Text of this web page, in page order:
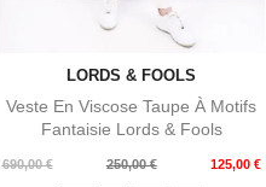
LORDS & FOOLS
Veste En Viscose Taupe À Motifs
Fantaisie Lords & Fools
690,00 €
Prix
250,00 € 125,00 €
Prix